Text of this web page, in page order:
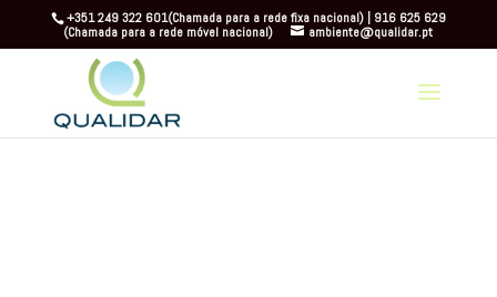
: A non-numeric value encountered in
/home/beconnect/qualidar.pt/site/wp-content/themes/Divi/functions.php
+351 249 322 601(Chamada para a rede fixa nacional) | 916 625 629
(Chamada para a rede móvel nacional)
ambiente@qualidar.pt